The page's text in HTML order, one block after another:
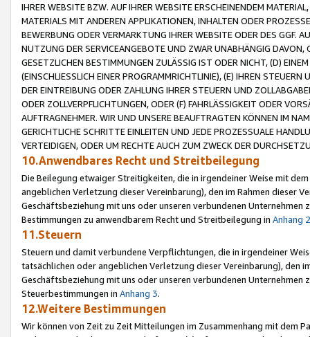
IHRER WEBSITE BZW. AUF IHRER WEBSITE ERSCHEINENDEM
MATERIALS MIT ANDEREN APPLIKATIONEN, INHALTEN ODER
BEWERBUNG ODER VERMARKTUNG IHRER WEBSITE ODER DES GGF.
NUTZUNG DER SERVICEANGEBOTE UND ZWAR UNABHÄNGIG
GESETZLICHEN BESTIMMUNGEN ZULÄSSIG IST ODER NICHT, (D)
(EINSCHLIESSLICH EINER PROGRAMMRICHTLINIE), (E) IHREN
DER EINTREIBUNG ODER ZAHLUNG IHRER STEUERN UND
ODER ZOLLVERPFLICHTUNGEN, ODER (F) FAHRLÄSSIGKEIT ODER
AUFTRAGNEHMER. WIR UND UNSERE BEAUFTRAGTEN KÖNNEN IM
GERICHTLICHE SCHRITTE EINLEITEN UND JEDE PROZESSUALE
VERTEIDIGEN, ODER UM RECHTE AUCH ZUM ZWECK DER
10.Anwendbares Recht und Streitbeilegung
Die Beilegung etwaiger Streitigkeiten, die in irgendeiner Weise mit
angeblichen Verletzung dieser Vereinbarung), den im Rahmen dieser
Geschäftsbeziehung mit uns oder unseren verbundenen
Bestimmungen zu anwendbarem Recht und Streitbeilegung in Anhang 2
11.Steuern
Steuern und damit verbundene Verpflichtungen, die in irgendeiner
tatsächlichen oder angeblichen Verletzung dieser Vereinbarung), den
Geschäftsbeziehung mit uns oder unseren verbundenen
Steuerbestimmungen in Anhang 3.
12.Weitere Bestimmungen
Wir können von Zeit zu Zeit Mitteilungen im Zusammenhang mit dem